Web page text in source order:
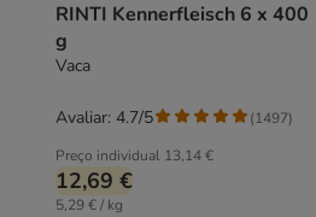
RINTI Kennerfleisch 6 x 400
g
Vaca
Preço individual 13,14 €
12,69 €
5,29 € / kg
Avaliar: 4.7/5 (1497)